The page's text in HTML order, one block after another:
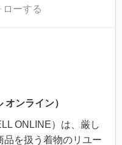
ローする
ンライン）
ONLINE）は、厳し
品を扱う着物のリユー